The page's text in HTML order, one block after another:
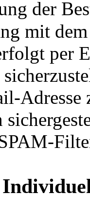
der
mit
per
Adresse